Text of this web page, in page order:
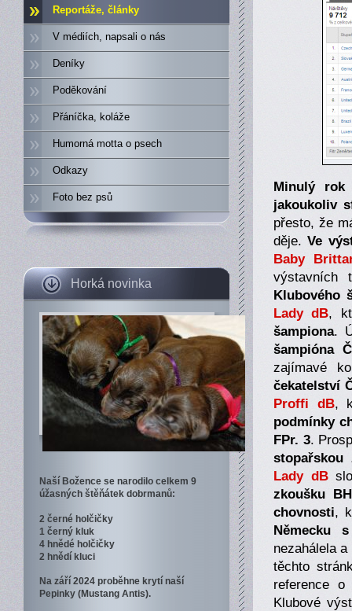
Reportáže, články
V médiích, napsali o nás
Deníky
Poděkování
Přáníčka, koláže
Humorná motta o psech
Odkazy
Foto bez psů
Horká novinka
Naší Božence se narodilo celkem 9
úžasných štěňátek dobrmanů:
2 černé holčičky
1 černý kluk
4 hnědé holčičky
2 hnědí kluci
Na září 2024 proběhne krytí naší
Pepinky (Mustang Antis).
Minulý rok
jakoukoliv
přesto, že
děje.Ve
Baby
Klubového
Lady dB,
šampiona.
šampióna
zajímavé
čekatelství
Proffi dB,
podmínky
FPr. 3.
stopařskou
Lady dB
zkoušku
chovnosti,
Německu
nezahálela a
těchto
reference
Klubové